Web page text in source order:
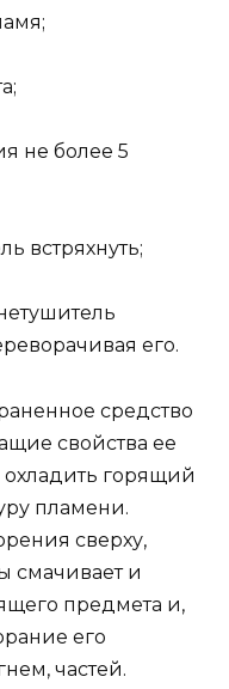
не более 5
встряхнуть;
его.
средство
свойства ее
охладить горящий
пламени.
сверху,
смачивает и
предмета и,
его
частей.